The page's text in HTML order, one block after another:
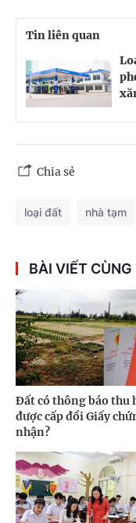
Tin liên quan
Chia sẻ
loại đất nhà tạm
BÀI VIẾT
Đất có thông báo thu
được cấp đổi Giấy
nhận?